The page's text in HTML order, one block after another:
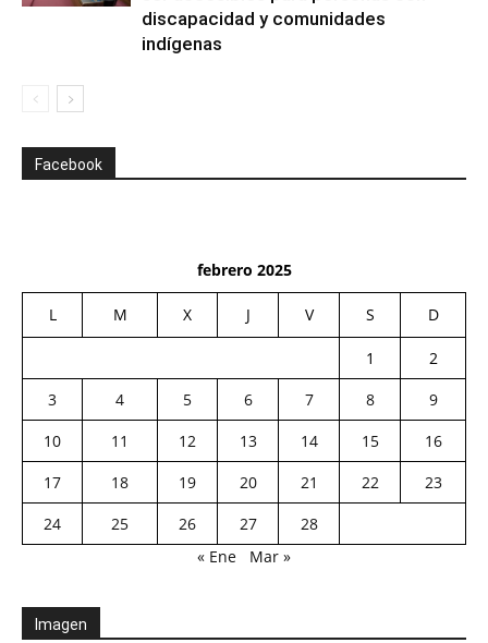
discapacidad y comunidades
indígenas
Facebook
febrero 2025
L M X J V S D
1
2
3
4 5 6 7 8
9
10
11 12 13 14 15
16
17
18 19 20 21 22
23
24
25 26 27
28
« Ene
Mar »
Imagen